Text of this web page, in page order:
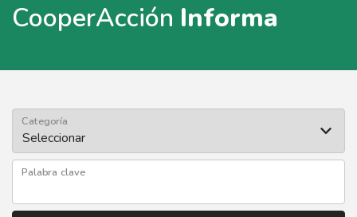
CooperAcción Informa
Categoría
Palabra clave